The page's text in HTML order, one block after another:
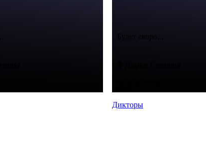
Будет скоро...
Дикторы